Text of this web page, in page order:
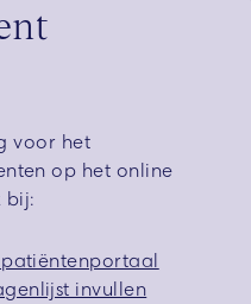
voor het
op het online
bij:
invullen